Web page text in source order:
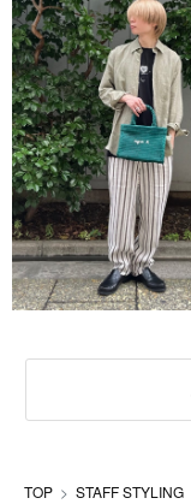
TOP STAFF STYLING